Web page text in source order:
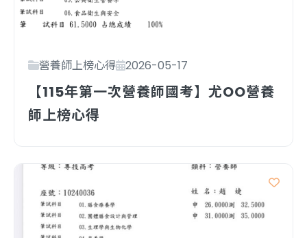
營養師上榜心得 2026-05-17
【115年第一次營養師國考】尤OO營養
師上榜心得